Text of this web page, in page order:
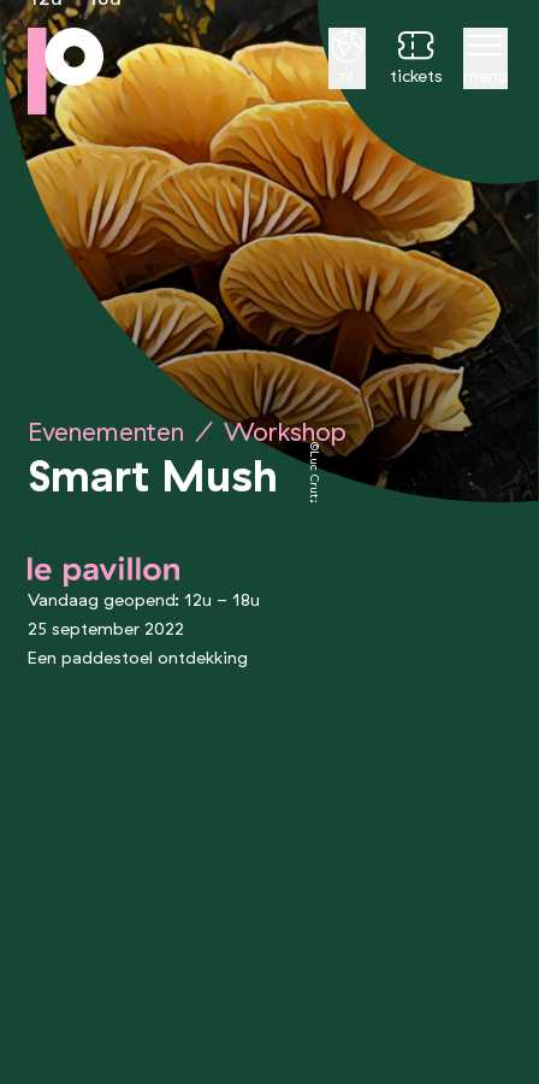
Nederlands
tickets
©Luc Crutzen
Evenementen / Workshop
Smart Mush
le pavillon
Vandaag geopend: 12u - 18u
25 september 2022
Een paddestoel ontdekking